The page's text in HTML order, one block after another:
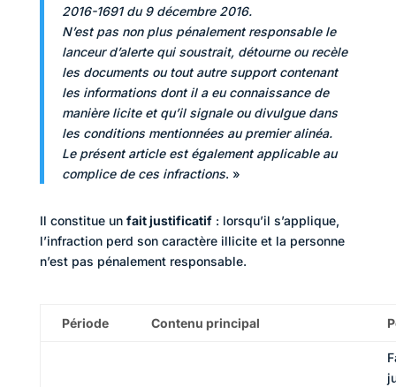
2016-1691 du 9 décembre 2016.
N’est pas non plus pénalement responsable le
lanceur d’alerte qui soustrait, détourne ou recèle
les documents ou tout autre support contenant
les informations dont il a eu connaissance de
manière licite et qu’il signale ou divulgue dans
les conditions mentionnées au premier alinéa.
Le présent article est également applicable au
complice de ces infractions. »
Il constitue un fait justificatif: lorsqu’il s’applique,
l’infraction perd son caractère illicite et la personne
n’est pas pénalement responsable.
Période Contenu principal